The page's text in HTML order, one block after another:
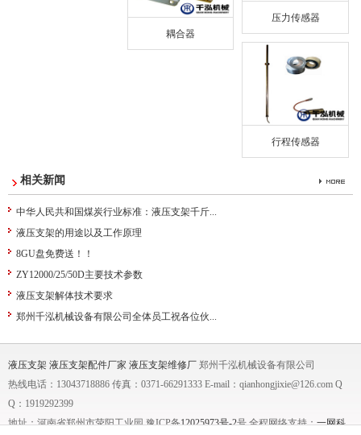
耦合器
压力传感器
行程传感器
相关新闻
中华人民共和国煤炭行业标准：液压支架千斤...
液压支架的用途以及工作原理
8GU盘免费送！！
ZY12000/25/50D主要技术参数
液压支架解体技术要求
郑州千泓机械设备有限公司全体员工祝各位伙...
液压支架 液压支架配件厂家 液压支架维修厂 郑州千泓机械设备有限公司
热线电话：13043718886 传真：0371-66291333 E-mail：qianhongjixie@126.com Q
Q：1919292399
地址：河南省郑州市荥阳工业园 豫ICP备12025973号-2号 全程网络支持：一网科